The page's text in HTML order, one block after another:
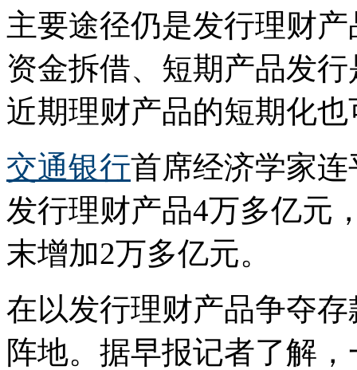
主要途径仍是发行理财
资金拆借、短期产品发
近期理财产品的短期化
交通银行首席经济学家
发行理财产品4万多亿元
末增加2万多亿元。
在以发行理财产品争夺
阵地。据早报记者了解